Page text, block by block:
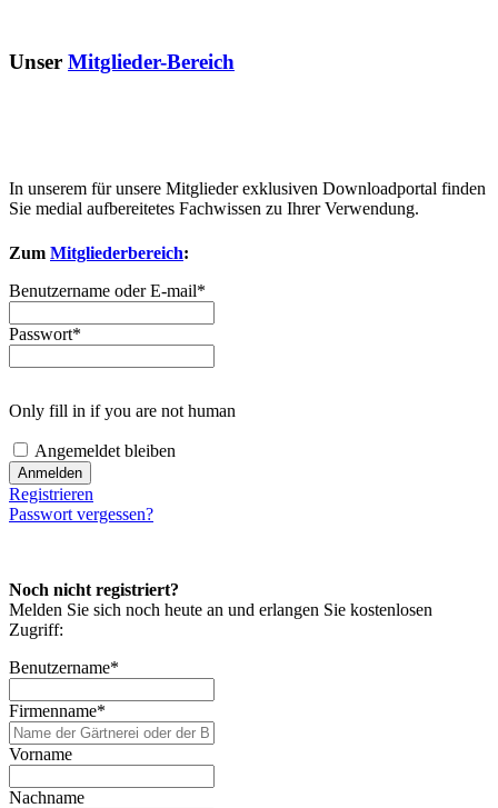
Unser Mitglieder-Bereich
In unserem für unsere Mitglieder exklusiven Downloadportal finden
Sie medial aufbereitetes Fachwissen zu Ihrer Verwendung.
Zum Mitgliederbereich:
Benutzername oder E-mail*
Passwort*
Only fill in if you are not human
Angemeldet bleiben
Registrieren
Passwort vergessen?
Noch nicht registriert?
Melden Sie sich noch heute an und erlangen Sie kostenlosen
Zugriff:
Benutzername*
Firmenname*
Vorname
Nachname